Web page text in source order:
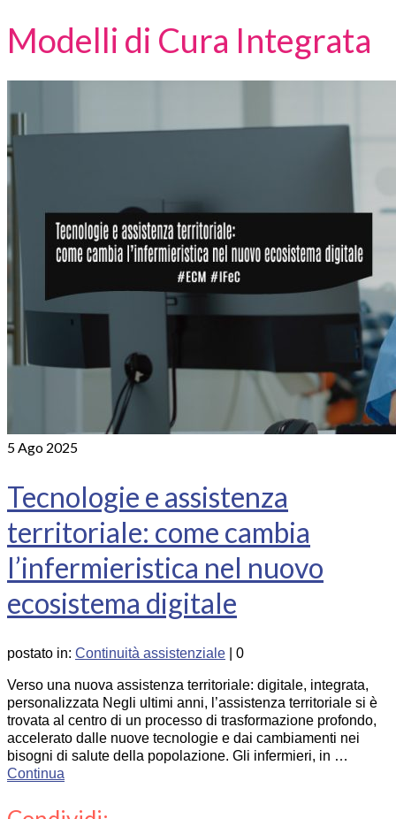
Modelli di Cura Integrata
5Ago 2025
Tecnologie e assistenza
territoriale: come cambia
l’infermieristica nel nuovo
ecosistema digitale
postato in: Continuità assistenziale 0
Verso una nuova assistenza territoriale: digitale, integrata,
personalizzata Negli ultimi anni, l’assistenza territoriale si è
trovata al centro di un processo di trasformazione profondo,
accelerato dalle nuove tecnologie e dai cambiamenti nei
bisogni di salute della popolazione. Gli infermieri, in …
Continua